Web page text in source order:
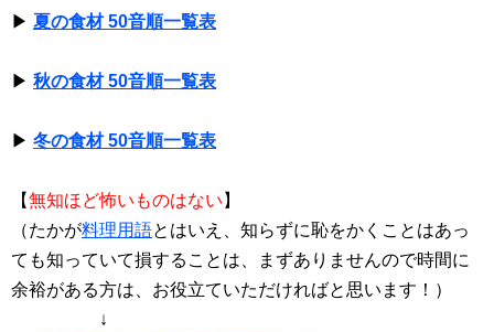
▶ 夏の食材 50音順一覧表
▶ 秋の食材 50音順一覧表
▶ 冬の食材 50音順一覧表
【無知ほど怖いものはない 】
（たかが料理用語とはいえ、知らずに恥をかくことはあっ
ても知っていて損することは、まずありませんので時間に
余裕がある方は、お役立ていただければと思います！）
↓